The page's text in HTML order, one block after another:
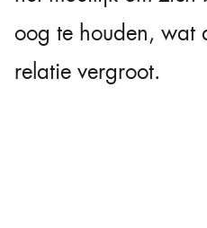
oog te houden, wat
relatie vergroot.